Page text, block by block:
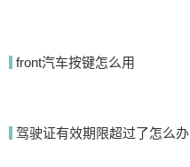
front汽车按键怎么用
驾驶证有效期限超过了怎么办